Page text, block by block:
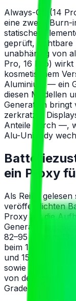
Always-On (14
eine zweite
statischer
geprüft, sichtbare
unabhängig von
Pro, 16 Pro) wirkt
kosmetischem
Aluminium — ein
diesen Modellen
Generation
zerkratzte
Anteile durch —,
Alu-Unibody
ein Proxy
Als Reihe
veröffentlichten
Proxy für die
Generationen:
82–95 % beim
beim 14er und
und 15 Pro
sowie 90–100 %
von der
Grade garantiert